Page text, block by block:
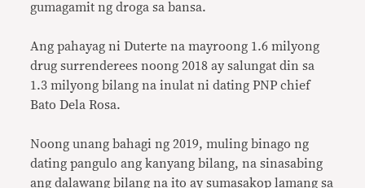
gumagamit ng droga sa bansa.
Ang pahayag ni Duterte na mayroong 1.6 milyong
drug surrenderees noong 2018 ay salungat din sa
1.3 milyong bilang na inulat ni dating PNP chief
Bato Dela Rosa.
Noong unang bahagi ng 2019, muling binago ng
dating pangulo ang kanyang bilang, na sinasabing
ang dalawang bilang na ito ay sumasakop lamang sa